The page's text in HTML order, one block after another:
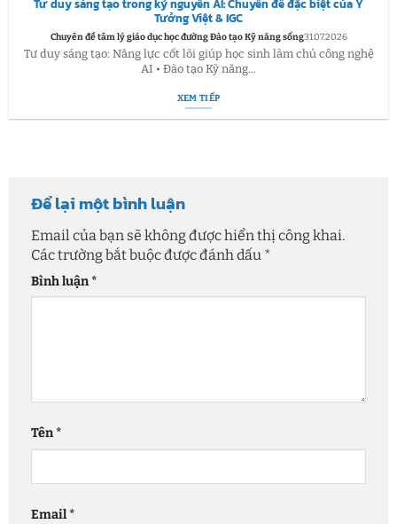
Tư duy sáng tạo trong kỷ nguyên AI: Chuyên đề đặc biệt của Ý
Tưởng Việt & IGC
Chuyên đề tâm lý giáo dục học đường Đào tạo Kỹ năng sống31.07.2026
Tư duy sáng tạo: Năng lực cốt lõi giúp học sinh làm chủ công nghệ
AI • Đào tạo Kỹ năng...
XEM TIẾP
Để lại một bình luận
Email của bạn sẽ không được hiển thị công khai.
Các trường bắt buộc được đánh dấu *
Bình luận*
Tên*
Email*